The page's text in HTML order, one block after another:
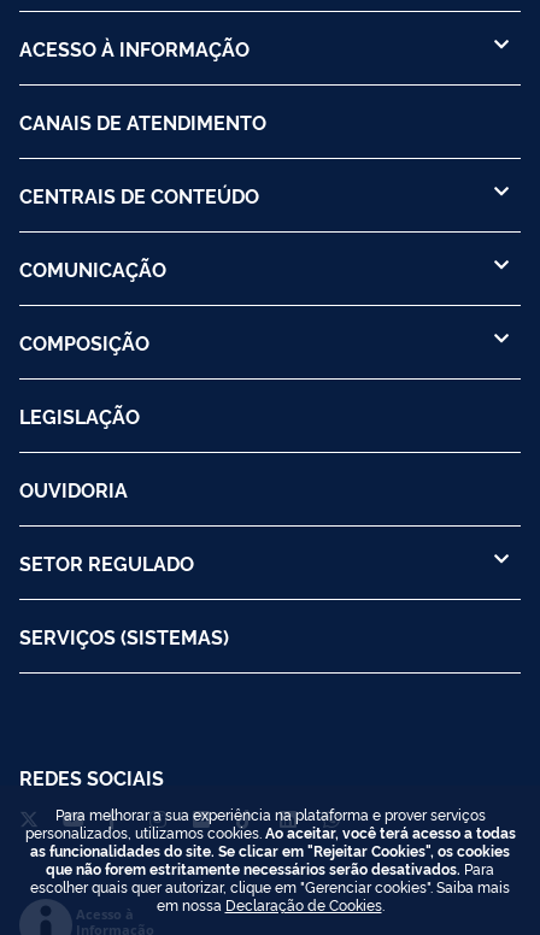
ACESSO À INFORMAÇÃO
CANAIS DE ATENDIMENTO
CENTRAIS DE CONTEÚDO
COMUNICAÇÃO
COMPOSIÇÃO
LEGISLAÇÃO
OUVIDORIA
SETOR REGULADO
SERVIÇOS (SISTEMAS)
REDES SOCIAIS
Acesso à
Informação
Para melhorar a sua experiência na plataforma e prover serviços
personalizados, utilizamos cookies. Ao aceitar, você terá acesso a todas
as funcionalidades do site. Se clicar em "Rejeitar Cookies", os cookies
que não forem estritamente necessários serão desativados. Para
escolher quais quer autorizar, clique em "Gerenciar cookies". Saiba mais
em nossa Declaração de Cookies.